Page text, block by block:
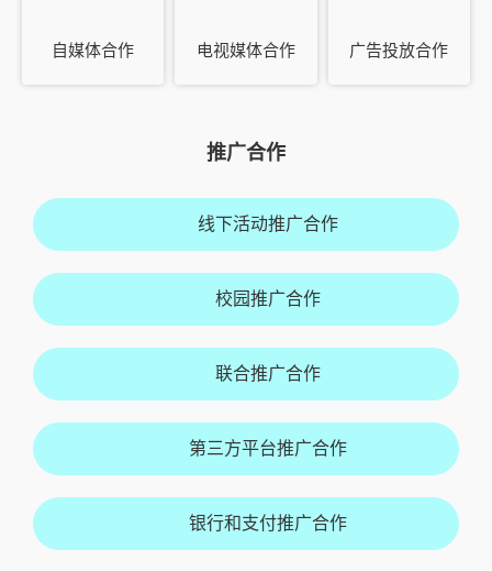
自媒体合作 电视媒体合作 广告投放合作
推广合作
线下活动推广合作
校园推广合作
联合推广合作
第三方平台推广合作
银行和支付推广合作